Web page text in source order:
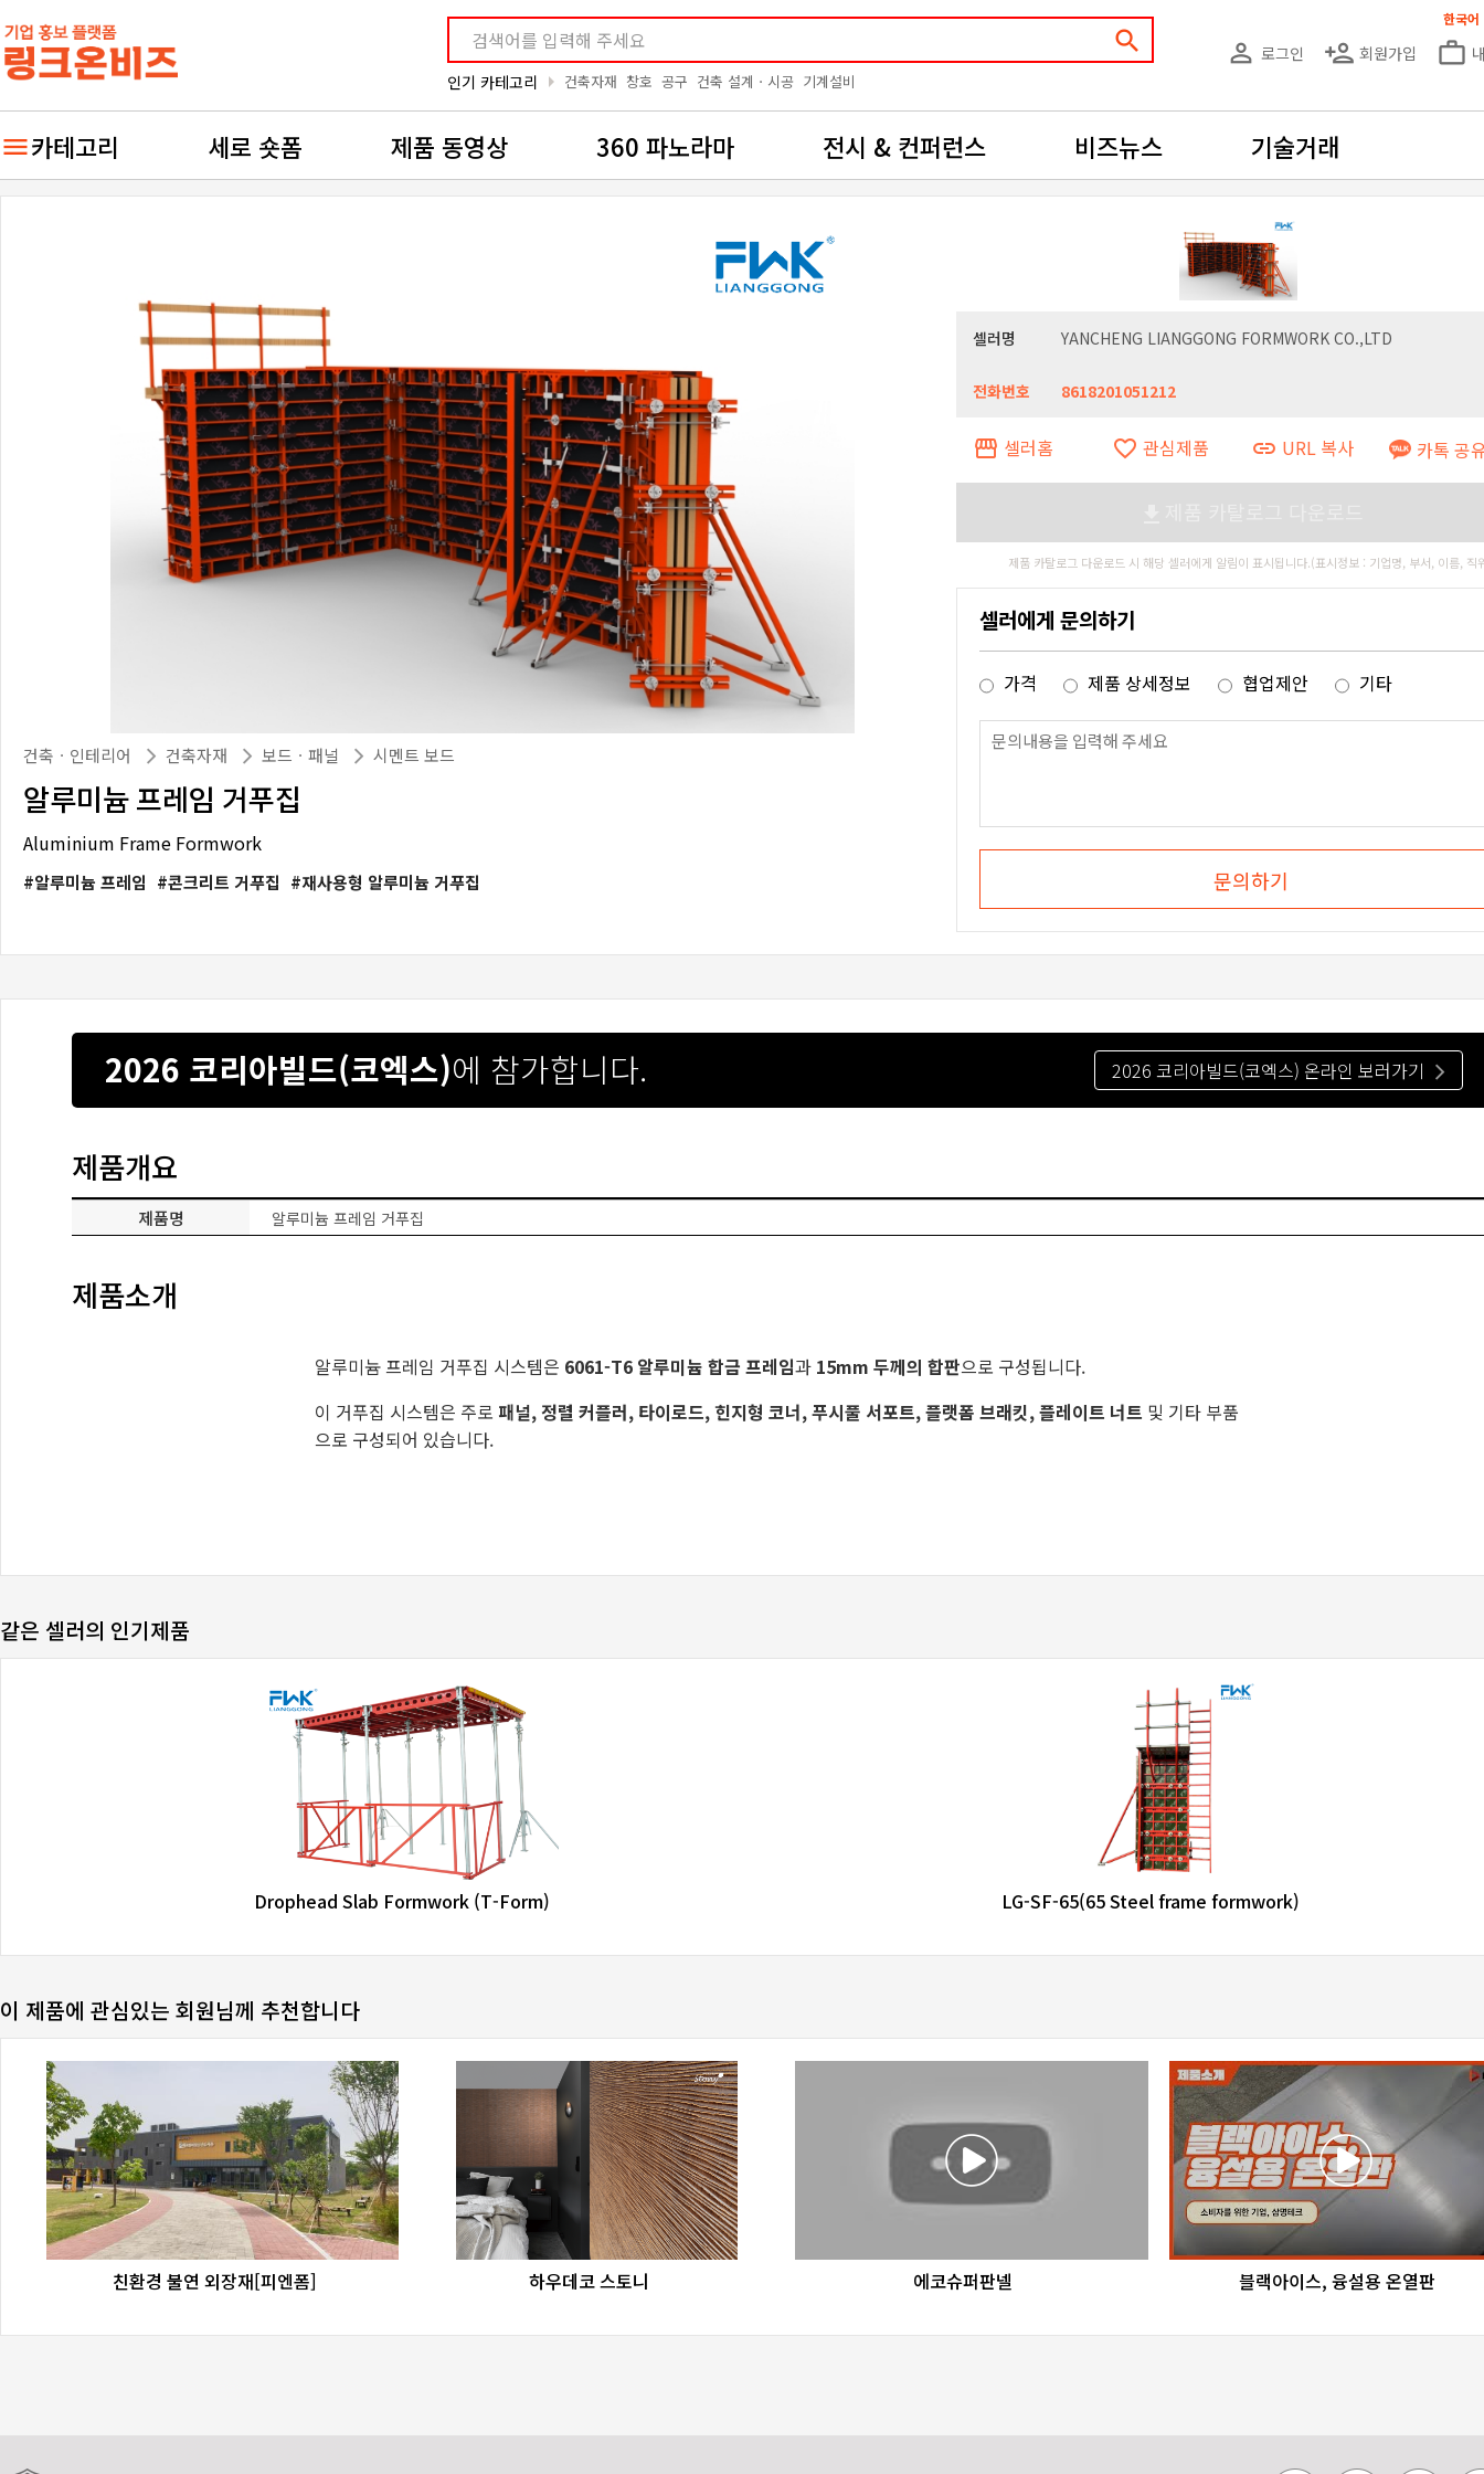
search
인기 카테고리 arrow_right 건축자재 창호 공구 건축 설계ㆍ시공 기계설비
person_outline 로그인 person_add 회원가입 work_outline
한국어
카테고리 세로 숏폼 제품 동영상 360 파노라마 전시 & 컨퍼런스 비즈뉴스 기술거래
건축ㆍ인테리어 건축자재 보드ㆍ패널 시멘트 보드
알루미늄 프레임 거푸집
Aluminium Frame Formwork
알루미늄 프레임 콘크리트 거푸집 재사용형 알루미늄 거푸집
셀러명 YANCHENG LIANGGONG FORMWORK CO.,LTD
전화번호 8618201051212
storefront 셀러홈 favorite_border 관심제품 link URL 복사 카톡 공
제품 카탈로그 다운로드 시 해당 셀러에게 알림이 표시됩니다.(표시정보 : 기업명, 부서, 이름, 직
셀러에게 문의하기
가격 제품 상세정보 협업제안 기타
문의하기
2026 코리아빌드(코엑스)에 참가합니다. 2026 코리아빌드(코엑스) 온라인 보러가기
제품개요
제품명 알루미늄 프레임 거푸집
제품소개
같은 셀러의 인기제품
favorite_bordershare
Drophead Slab Formwork (T-Form) favorite_border share
LG-SF-65(65 Steel frame formwork)
이 제품에 관심있는 회원님께 추천합니다
favorite_border share
친환경 불연 외장재[피엔폼] favorite_border share
하우데코 스토니 favorite_bordershare
에코슈퍼판넬 favorite_bordershare
블랙아이스, 융설용 온열판